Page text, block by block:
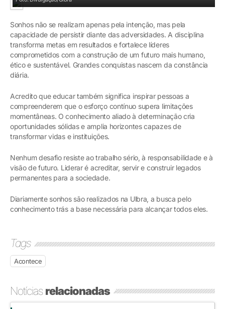
Sonhos não se realizam apenas pela intenção, mas pela
capacidade de persistir diante das adversidades. A disciplina
transforma metas em resultados e fortalece líderes
comprometidos com a construção de um futuro mais humano,
ético e sustentável. Grandes conquistas nascem da constância
diária.
Acredito que educar também significa inspirar pessoas a
compreenderem que o esforço contínuo supera limitações
momentâneas. O conhecimento aliado à determinação cria
oportunidades sólidas e amplia horizontes capazes de
transformar vidas e instituições.
Nenhum desafio resiste ao trabalho sério, à responsabilidade e à
visão de futuro. Liderar é acreditar, servir e construir legados
permanentes para a sociedade.
Diariamente sonhos são realizados na Ulbra, a busca pelo
conhecimento trás a base necessária para alcançar todos eles.
Tags
Acontece
Notíciasrelacionadas